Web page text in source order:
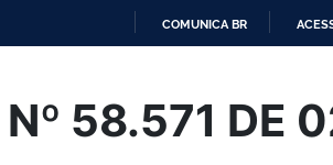
CONTEÚDO
COMUNICA BR
Nº 58.571 DE